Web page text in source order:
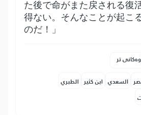
た後で命がまた戻される復
得ない。そんなことが起こ
のだ！」
تر
السعدي ابن كثير الطبري